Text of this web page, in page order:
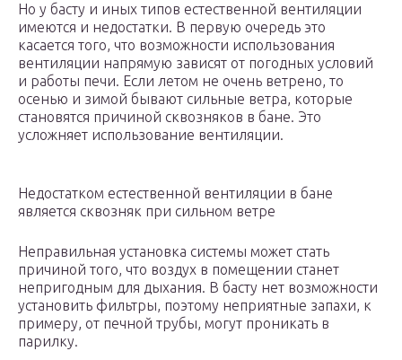
Но у басту и иных типов естественной вентиляции
имеются и недостатки. В первую очередь это
касается того, что возможности использования
вентиляции напрямую зависят от погодных условий
и работы печи. Если летом не очень ветрено, то
осенью и зимой бывают сильные ветра, которые
становятся причиной сквозняков в бане. Это
усложняет использование вентиляции.
Недостатком естественной вентиляции в бане
является сквозняк при сильном ветре
Неправильная установка системы может стать
причиной того, что воздух в помещении станет
непригодным для дыхания. В басту нет возможности
установить фильтры, поэтому неприятные запахи, к
примеру, от печной трубы, могут проникать в
парилку.